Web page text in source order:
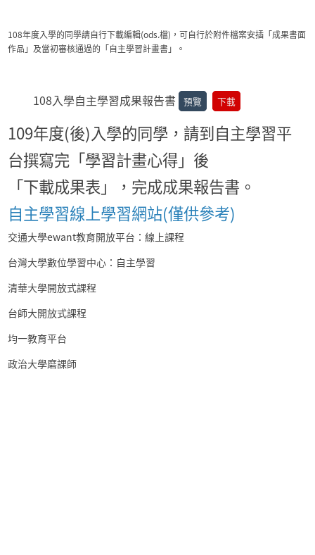
108年度入學的同學請自行下載編輯(ods.檔)，可自行於附件檔案安插「成果書面
作品」及當初審核通過的「自主學習計畫書」。
108入學自主學習成果報告書 預覽 下載
109年度(後)入學的同學，請到自主學習平
台撰寫完「學習計畫心得」後
「下載成果表」，完成成果報告書。
自主學習線上學習網站(僅供參考)
交通大學ewant教育開放平台：線上課程
台灣大學數位學習中心：自主學習
清華大學開放式課程
台師大開放式課程
均一教育平台
政治大學磨課師